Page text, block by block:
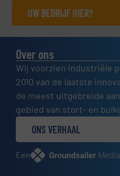
UW BEDRIJF HIER?
Over ons
Wij voorzien industriële
2010 van de laatste
de meest uitgebreide
gebied van stort- en
ONS VERHAAL
Een